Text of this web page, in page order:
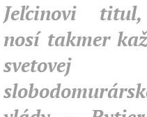
Jeľcinovi
nosí takmer
svetovej